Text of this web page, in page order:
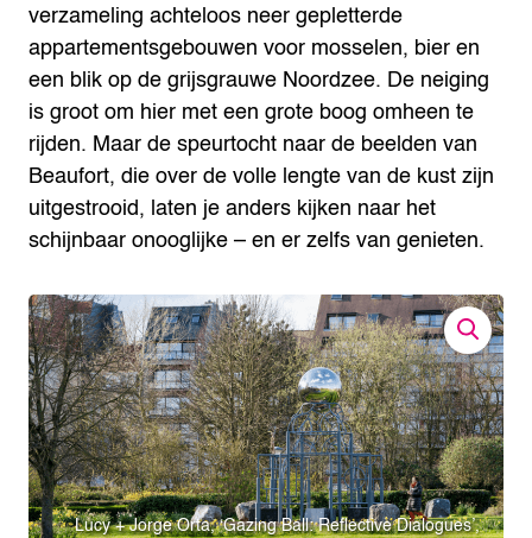
verzameling achteloos neer gepletterde
appartementsgebouwen voor mosselen, bier en
een blik op de grijsgrauwe Noordzee. De neiging
is groot om hier met een grote boog omheen te
rijden. Maar de speurtocht naar de beelden van
Beaufort, die over de volle lengte van de kust zijn
uitgestrooid, laten je anders kijken naar het
schijnbaar onooglijke – en er zelfs van genieten.
Lucy + Jorge Orta, ‘Gazing Ball: Reflective Dialogues’,